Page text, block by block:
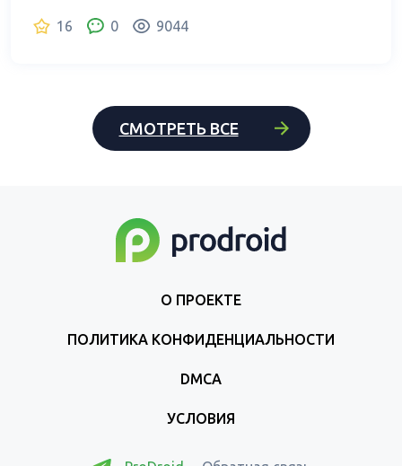
16 0 9044
СМОТРЕТЬ ВСЕ
О ПРОЕКТЕ
ПОЛИТИКА КОНФИДЕНЦИАЛЬНОСТИ
DMCA
УСЛОВИЯ